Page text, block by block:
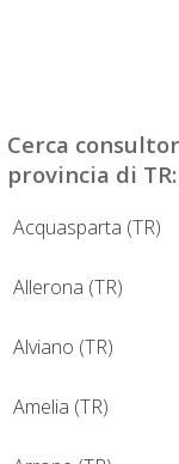
Cerca
provincia di TR:
Acquasparta (TR)
Allerona (TR)
Alviano (TR)
Amelia (TR)